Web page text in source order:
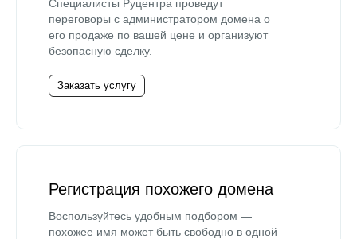
Специалисты Руцентра проведут
переговоры с администратором домена о
его продаже по вашей цене и организуют
безопасную сделку.
Заказать услугу
Регистрация похожего домена
Воспользуйтесь удобным подбором —
похожее имя может быть свободно в одной